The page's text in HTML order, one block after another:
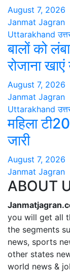
August 7, 2026
Janmat Jagran
Uttarakhand
बालों को
रोजाना
August 7, 2026
Janmat Jagran
Uttarakhand
महिला
जारी
August 7, 2026
Janmat Jagran
ABOUT
you will get all
the segments
news, sports
other states
world news &